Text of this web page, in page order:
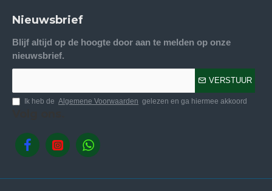
Nieuwsbrief
Blijf altijd op de hoogte door aan te melden op onze
nieuwsbrief.
VERSTUUR
Ik heb de Algemene Voorwaarden gelezen en ga hiermee akkoord